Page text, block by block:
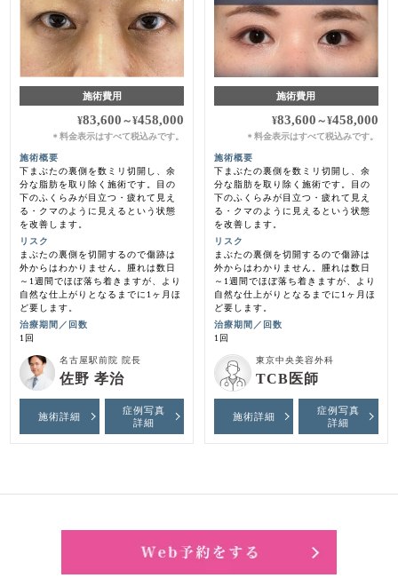
施術費用
¥83,600 ～¥458,000
＊料金表示はすべて税込みです。
施術概要
下まぶたの裏側を数ミリ切開し、余
分な脂肪を取り除く施術です。目の
下のふくらみが目立つ・疲れて見え
る・クマのように見えるという状態
を改善します。
リスク
まぶたの裏側を切開するので傷跡は
外からはわかりません。腫れは数日
～1週間でほぼ落ち着きますが、より
自然な仕上がりとなるまでに1ヶ月ほ
ど要します。
治療期間／回数
1回
名古屋駅前院 院長
佐野 孝治
施術詳細
症例写真
詳細
施術費用
¥83,600 ～¥458,000
＊ 料金表示はすべて税込みです。
施術概要
下まぶたの裏側を数ミリ切開し、余
分な脂肪を取り除く施術です。目の
下のふくらみが目立つ・疲れて見え
る・クマのように見えるという状態
を改善します。
リスク
まぶたの裏側を切開するので傷跡は
外からはわかりません。腫れは数日
～1週間でほぼ落ち着きますが、より
自然な仕上がりとなるまでに1ヶ月ほ
ど要します。
治療期間／回数
1回
東京中央美容外科
TCB医師
施術詳細
症例写真
詳細